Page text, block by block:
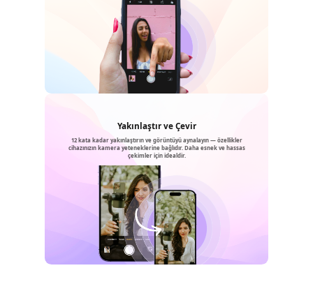
Yakınlaştır ve Çevir
12 kata kadar yakınlaştırın ve görüntüyü aynalayın — özellikler
cihazınızın kamera yeteneklerine bağlıdır. Daha esnek ve hassas
çekimler için idealdir.